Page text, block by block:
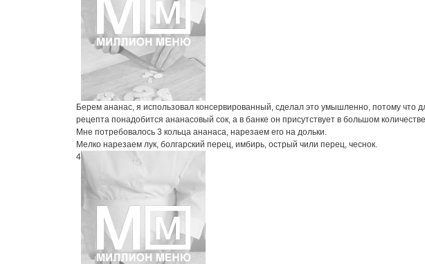
Берем ананас, я использовал консервированный, сделал это умышленно, потому что
рецепта понадобится ананасовый сок, а в банке он присутствует в большом
Мне потребовалось 3 кольца ананаса, нарезаем его на дольки.
Мелко нарезаем лук, болгарский перец, имбирь, острый чили перец, чеснок.
4